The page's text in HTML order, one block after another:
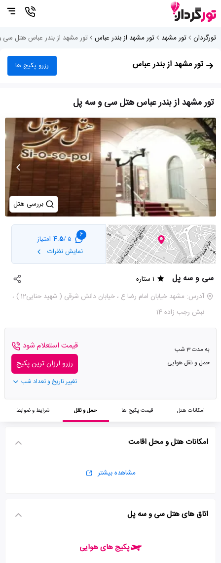
تورگردان تور مشهد تور مشهد از بندر عباس تور مشهد از بندر عباس هتل
تور مشهد از بندر عباس رزرو پکیج ها
تور مشهد از بندر عباس هتل سی و سه پل
بررسی هتل
6
5 /
4.5 امتیاز
نمایش نظرات
سی و سه پل
1 ستاره
آدرس: مشهد خیابان امام رضا ع ، خیابان دانش شرقی ( شهید حنایی12 ) ،
نبش رجب زاده 14
به مدت 3 شب
حمل و نقل هوایی
قیمت استعلام شود
رزرو ارزان ترین پکیج
تغییر تاریخ و تعداد شب
امکانات هتل قیمت پکیج ها حمل و نقل شرایط و ضوابط
امکانات هتل و محل اقامت
مشاهده بیشتر
اتاق های هتل سی و سه پل
پکیج های هوایی